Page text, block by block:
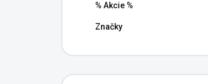
% Akcie %
Značky